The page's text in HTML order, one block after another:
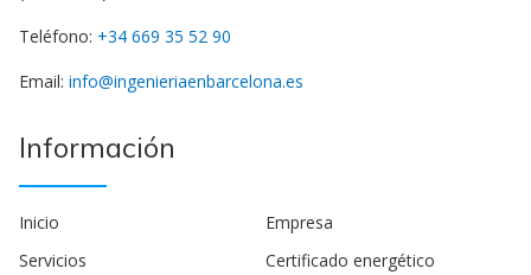
Teléfono: +34 669 35 52 90
Email: info@ingenieriaenbarcelona.es
Información
Inicio
Empresa
Servicios
Certificado energético